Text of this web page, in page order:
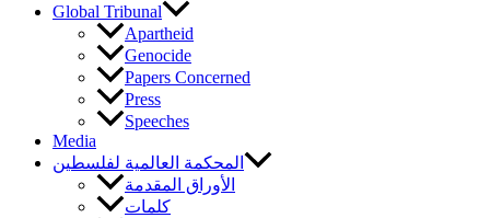
Global Tribunal
Apartheid
Genocide
Papers Concerned
Press
Speeches
Media
المحكمة العالمية لفلسطين
الأوراق المقدمة
كلمات